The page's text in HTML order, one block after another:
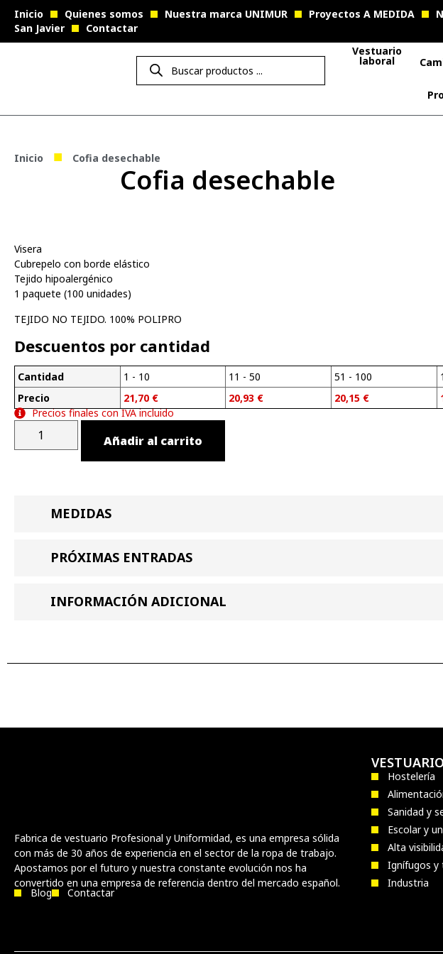
Inicio Quienes somos Nuestra marca UNIMUR Proyectos A MEDIDA
San Javier
Contactar
Vestuario
laboral
Inicio ■ Cofia desechable
Cofia desechable
Visera
Cubrepelo con borde elástico
Tejido hipoalergénico
1 paquete (100 unidades)
TEJIDO NO TEJIDO. 100% POLIPRO
Descuentos por cantidad
Cantidad
Precio
1 - 10
21,70 €
11 - 50
20,93 €
51 - 100
20,15 €
Precios finales con IVA incluido
Añadir al carrito
MEDIDAS
PRÓXIMAS ENTRADAS
INFORMACIÓN ADICIONAL
Fabrica de vestuario Profesional y Uniformidad, es una empresa sólida
con más de 30 años de experiencia en el sector de la ropa de trabajo.
Apostamos por el futuro y nuestra constante evolución nos ha
convertido en una empresa de referencia dentro del mercado español.
Blog Contactar
Hostelería
Sanidad y
Escolar y
Alta
Ignífugos y
Industria